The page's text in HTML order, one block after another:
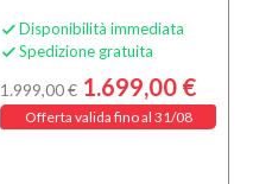
 Disponibilità immediata
 Spedizione gratuita
1.999,00 € 1.699,00 €
Offerta valida fino al 31/08